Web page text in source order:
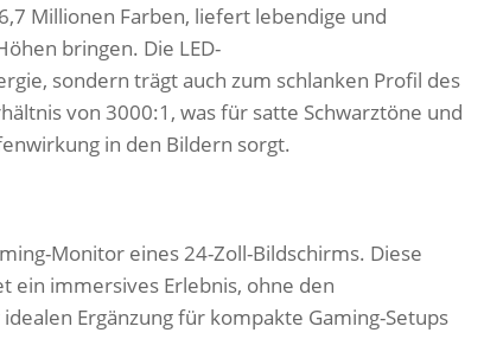
Millionen Farben, liefert lebendige und
bringen. Die LED-
sondern trägt auch zum schlanken Profil des
von 3000:1, was für satte Schwarztöne und
in den Bildern sorgt.
Monitor eines 24-Zoll-Bildschirms. Diese
ein immersives Erlebnis, ohne den
Ergänzung für kompakte Gaming-Setups